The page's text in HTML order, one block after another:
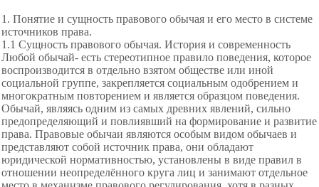
1. Понятие и сущность правового обычая и его место в системе
источников права.
1.1 Сущность правового обычая. История и современность
Любой обычай- есть стереотипное правило поведения, которое
воспроизводится в отдельно взятом обществе или иной
социальной группе, закрепляется социальным одобрением и
многократным повторением и является образцом поведения.
Обычай, являясь одним из самых древних явлений, сильно
предопределяющий и повлиявший на формирование и развитие
права. Правовые обычаи являются особым видом обычаев и
представляют собой источник права, они обладают
юридической нормативностью, установлены в виде правил в
отношении неопределённого круга лиц и занимают отдельное